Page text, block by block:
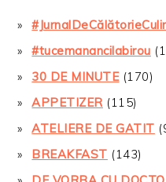
#tucemanancilabirou
30 DE MINUTE(170)
APPETIZER(115)
ATELIERE DE GATIT
BREAKFAST (143)